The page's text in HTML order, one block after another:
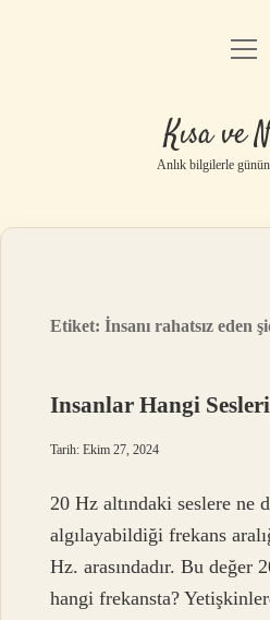
Anasayfa
Yasal
Kısa ve
Anlık bilgilerle
Etiket:İnsanı rahatsız eden
Insanlar Hangi
Tarih: Ekim 27, 2024
20 Hz altındaki seslere ne
algılayabildiği frekans
Hz. arasındadır. Bu değer
hangi frekansta?